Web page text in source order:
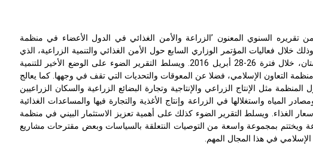
أطلق مركز أنقرة طبعة 2016 من تقريره السنوي المعنون ’الزراعة والأمن الغذائي في الدول الأعضاء في منظمة
خلال فعاليات المؤتمر الوزاري السابع حول الأمن الغذائي والتنمية الزراعية، الذي
26-28 أبريل 2016.
ويسلط التقرير الضوء على الوضع الأخير للتنمية
التعاون الإسلامي، فضلا عن المعوقات والتحديات التي تقف في وجهها. كما يعالج
المنظمة مثل الإنتاج الزراعي والإنتاجية وتجارة البضائع الزراعية والسكان الزراعيين
المياه واستغلالها في الزراعة وإنتاج الأغذية والتجارة فيها والمساعدات الغذائية
الغذاء. ويسلط التقرير الضوء كذلك على أهمية تعزيز الاستثمار البيني في منظمة
ويختتم بمجموعة واسعة من التوصيات النتعلقة بالسياسات وبعض مقترحات مشاريع
في هذا المجال المهم.